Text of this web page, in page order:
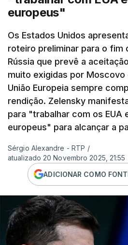
europeus"
Os Estados Unidos
roteiro preliminar para o fim
Rússia que prevê a
muito exigidas por Moscovo
União Europeia sempre
rendição. Zelensky
para "trabalhar com os EUA
europeus" para alcançar a
Sérgio Alexandre - RTP /
atualizado 20 Novembro 2025, 21:55
ADICIONAR COMO